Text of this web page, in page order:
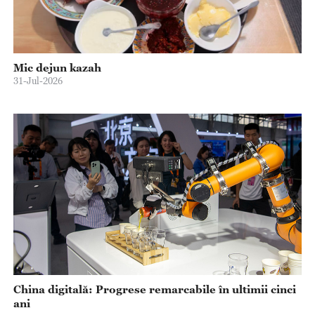
Mic dejun kazah
31-Jul-2026
China digitală: Progrese remarcabile în ultimii cinci
ani